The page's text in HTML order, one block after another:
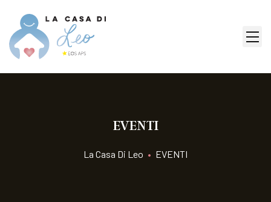
EVENTI
La Casa Di Leo • EVENTI